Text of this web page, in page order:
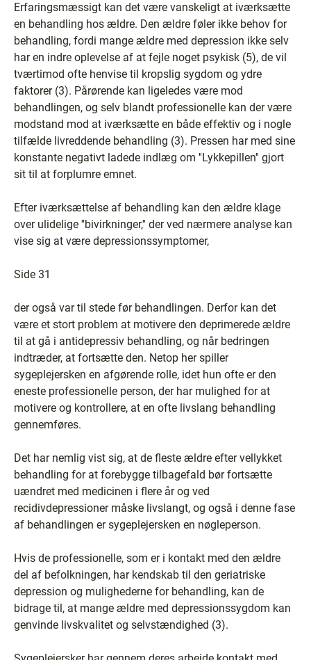
Erfaringsmæssigt kan det være vanskeligt at iværksætte
en behandling hos ældre. Den ældre føler ikke behov for
behandling, fordi mange ældre med depression ikke selv
har en indre oplevelse af at fejle noget psykisk (5), de vil
tværtimod ofte henvise til kropslig sygdom og ydre
faktorer (3). Pårørende kan ligeledes være mod
behandlingen, og selv blandt professionelle kan der være
modstand mod at iværksætte en både effektiv og i nogle
tilfælde livreddende behandling (3). Pressen har med sine
konstante negativt ladede indlæg om ''Lykkepillen'' gjort
sit til at forplumre emnet.
Efter iværksættelse af behandling kan den ældre klage
over ulidelige ''bivirkninger,'' der ved nærmere analyse kan
vise sig at være depressionssymptomer,
Side 31
der også var til stede før behandlingen. Derfor kan det
være et stort problem at motivere den deprimerede ældre
til at gå i antidepressiv behandling, og når bedringen
indtræder, at fortsætte den. Netop her spiller
sygeplejersken en afgørende rolle, idet hun ofte er den
eneste professionelle person, der har mulighed for at
motivere og kontrollere, at en ofte livslang behandling
gennemføres.
Det har nemlig vist sig, at de fleste ældre efter vellykket
behandling for at forebygge tilbagefald bør fortsætte
uændret med medicinen i flere år og ved
recidivdepressioner måske livslangt, og også i denne fase
af behandlingen er sygeplejersken en nøgleperson.
Hvis de professionelle, som er i kontakt med den ældre
del af befolkningen, har kendskab til den geriatriske
depression og mulighederne for behandling, kan de
bidrage til, at mange ældre med depressionssygdom kan
genvinde livskvalitet og selvstændighed (3).